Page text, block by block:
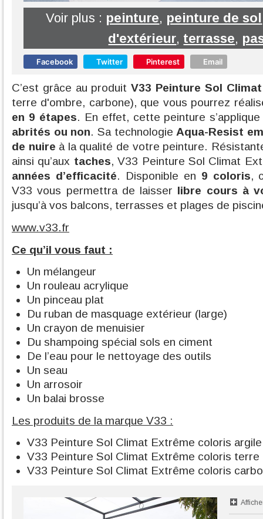
Voir plus : peinture, peinture de sol
d'extérieur, terrasse,
Facebook Twitter Pinterest Email
C’est grâce au produitV33 Peinture Sol
terre d'ombre, carbone), que vous pourrez
en 9 étapes. En effet, cette peinture
abrités ou non. Sa technologie Aqua-Resist
de nuire à la qualité de votre peinture.
ainsi qu’aux taches, V33 Peinture Sol Climat
années d’efficacité. Disponible en 9 coloris,
V33 vous permettra de laisser libre cours à
jusqu’à vos balcons, terrasses et plages de
www.v33.fr
Ce qu’il vous faut :
Un mélangeur
Un rouleau acrylique
Un pinceau plat
Du ruban de masquage extérieur (large)
Un crayon de menuisier
Du shampoing spécial sols en ciment
De l’eau pour le nettoyage des outils
Un seau
Un arrosoir
Un balai brosse
Les produits de la marque V33 :
V33 Peinture Sol Climat Extrême coloris argile
V33 Peinture Sol Climat Extrême coloris terre
V33 Peinture Sol Climat Extrême coloris